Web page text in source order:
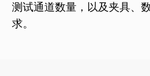
测试通道数量，以及夹具、
求。